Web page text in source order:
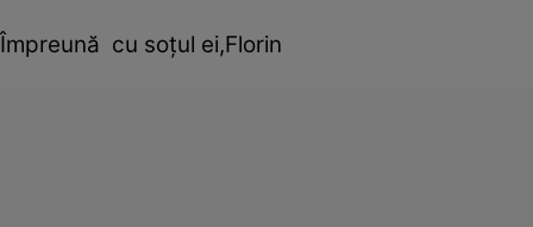
Împreună cu soţul ei,Florin